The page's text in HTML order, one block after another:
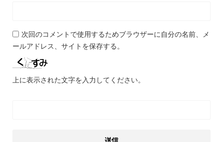
次回のコメントで使用するためブラウザーに自分の名前、メ
ールアドレス、サイトを保存する。
上に表示された文字を入力してください。